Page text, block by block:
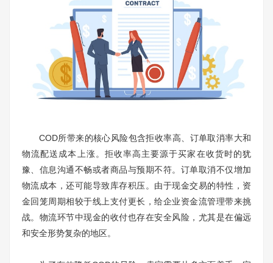
COD所带来的核心风险包含拒收率高、订单取消率大和
物流配送成本上涨。拒收率高主要源于买家在收货时的犹
豫、信息沟通不畅或者商品与预期不符。订单取消不仅增加
物流成本，还可能导致库存积压。由于现金交易的特性，资
金回笼周期相较于线上支付更长，给企业资金流管理带来挑
战。物流环节中现金的收付也存在安全风险，尤其是在偏远
和安全形势复杂的地区。